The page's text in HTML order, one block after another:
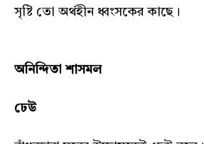
সৃষ্টি তো অর্থহীন ধ্বংসকের কাছে।
অনিন্দিতা শাসমল
ঢেউ